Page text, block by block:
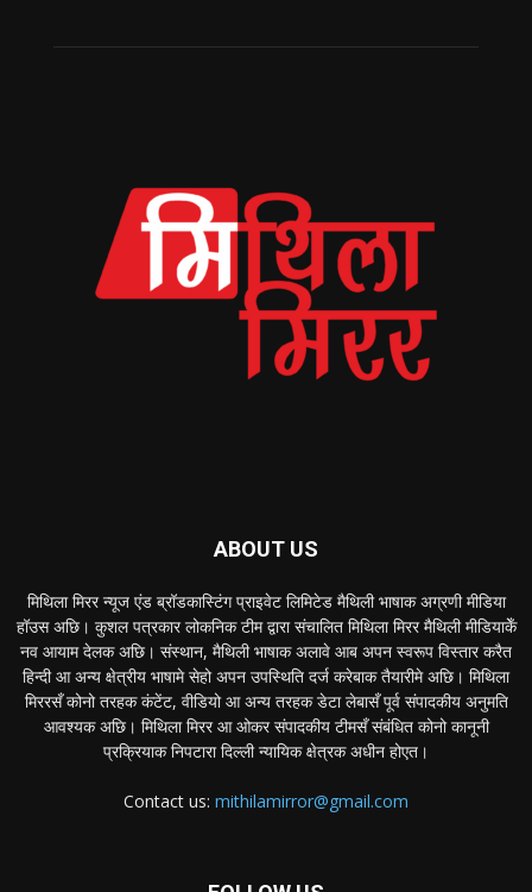
ABOUT US
मिथिला मिरर न्यूज एंड ब्रॉडकास्टिंग प्राइवेट लिमिटेड मैथिली भाषाक अग्रणी मीडिया
हॉउस अछि। कुशल पत्रकार लोकनिक टीम द्वारा संचालित मिथिला मिरर मैथिली मीडियाकेँ
नव आयाम देलक अछि। संस्थान, मैथिली भाषाक अलावे आब अपन स्वरूप विस्तार करैत
हिन्दी आ अन्य क्षेत्रीय भाषामे सेहो अपन उपस्थिति दर्ज करेबाक तैयारीमे अछि। मिथिला
मिररसँ कोनो तरहक कंटेंट, वीडियो आ अन्य तरहक डेटा लेबासँ पूर्व संपादकीय अनुमति
आवश्यक अछि। मिथिला मिरर आ ओकर संपादकीय टीमसँ संबंधित कोनो कानूनी
प्रक्रियाक निपटारा दिल्ली न्यायिक क्षेत्रक अधीन होएत।
Contact us: mithilamirror@gmail.com